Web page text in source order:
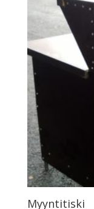
Myyntitiski